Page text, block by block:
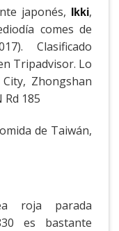
japonés, Ikki,
comes de
Clasificado
Tripadvisor. Lo
Zhongshan
185
de Taiwán,
roja parada
es bastante